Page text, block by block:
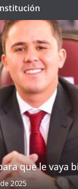
que le vaya
2025